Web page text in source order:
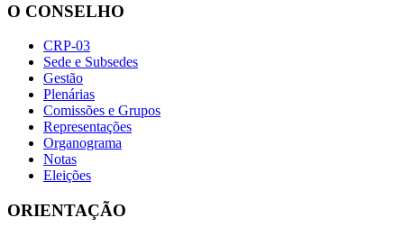
O CONSELHO
CRP-03
Sede e Subsedes
Gestão
Plenárias
Comissões e Grupos
Representações
Organograma
Notas
Eleições
ORIENTAÇÃO